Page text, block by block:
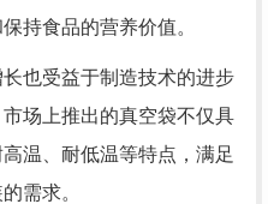
持食品的营养价值。
也受益于制造技术的进步
场上推出的真空袋不仅具
温、耐低温等特点，满足
需求。